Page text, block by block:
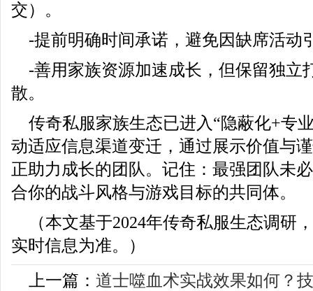
交）。
-提前明确时间承诺，避免因缺席活动
-善用家族资源加速成长，但保留独立
散。
传奇私服家族生态已进入“隐蔽化+专
动适应信息渠道变迁，通过展示价值与
正助力成长的团队。记住：最强团队未
合你的战斗风格与游戏目标的共同体。
（本文基于2024年传奇私服生态调研
实时信息为准。）
上一篇： 道士噬血术实战效果如何？